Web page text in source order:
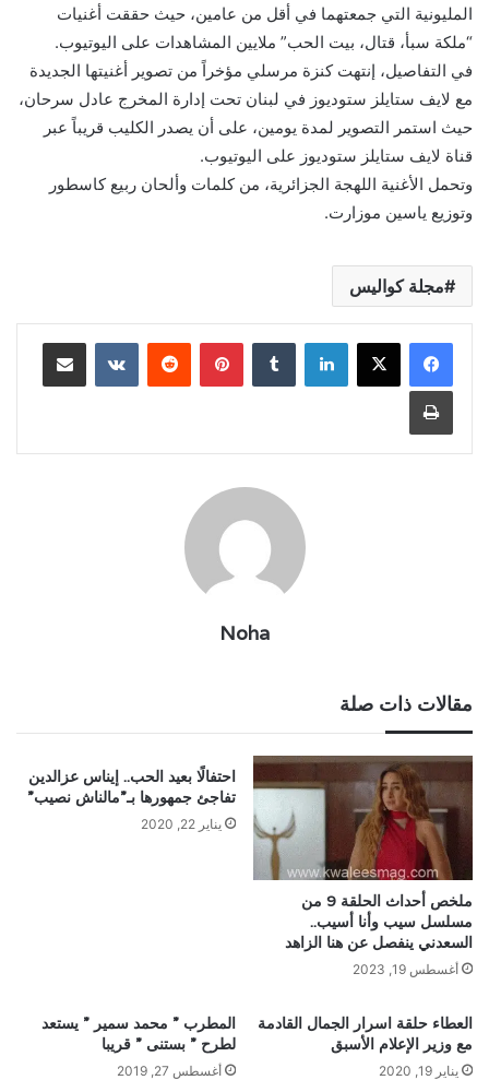
المليونية التي جمعتهما في أقل من عامين، حيث حققت أغنيات
“ملكة سبأ، قتال، بيت الحب” ملايين المشاهدات على اليوتيوب.
في التفاصيل، إنتهت كنزة مرسلي مؤخراً من تصوير أغنيتها الجديدة
مع لايف ستايلز ستوديوز في لبنان تحت إدارة المخرج عادل سرحان،
حيث استمر التصوير لمدة يومين، على أن يصدر الكليب قريباً عبر
قناة لايف ستايلز ستوديوز على اليوتيوب.
وتحمل الأغنية اللهجة الجزائرية، من كلمات وألحان ربيع كاسطور
وتوزيع ياسين موزارت.
مجلة كواليس
لينكدإن بينتيريست مشاركة عبر البريد
طباعة
Noha
مقالات ذات صلة
ملخص أحداث الحلقة 9 من
مسلسل سيب وأنا أسيب..
السعدني ينفصل عن هنا الزاهد
أغسطس 19, 2023
احتفالًا بعيد الحب.. إيناس عزالدين
تفاجئ جمهورها بـ”مالناش نصيب”
يناير 22, 2020
العطاء حلقة اسرار الجمال القادمة
مع وزير الإعلام الأسبق
يناير 19, 2020
المطرب ” محمد سمير ” يستعد
لطرح ” بستنى ” قريبا
أغسطس 27, 2019